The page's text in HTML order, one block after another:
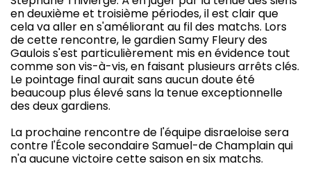
en deuxième et troisième périodes, il est clair que
cela va aller en s'améliorant au fil des matchs. Lors
de cette rencontre, le gardien Samy Fleury des
Gaulois s'est particulièrement mis en évidence tout
comme son vis-à-vis, en faisant plusieurs arrêts clés.
Le pointage final aurait sans aucun doute été
beaucoup plus élevé sans la tenue exceptionnelle
des deux gardiens.
La prochaine rencontre de l'équipe disraeloise sera
contre l'École secondaire Samuel-de Champlain qui
n'a aucune victoire cette saison en six matchs.